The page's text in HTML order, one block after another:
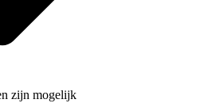
zijn mogelijk